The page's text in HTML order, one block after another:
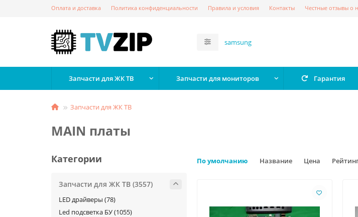
Оплата и доставка Политика конфиденциальности Правила и условия Контакты Честные отзывы о
Запчасти для ЖК ТВ Запчасти для мониторов Гарантия
Запчасти для ЖК ТВ
MAIN платы
Категории
Запчасти для ЖК ТВ (3557)
LED драйверы (78)
Led подсветка БУ (1055)
По умолчанию Название Цена